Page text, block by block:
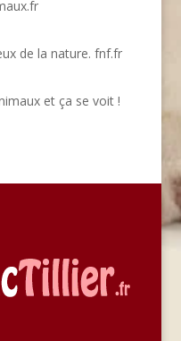
de la nature. fnf.fr
et ça se voit !